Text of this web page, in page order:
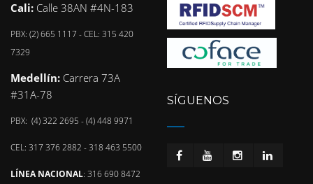
Cali: Calle 38AN #4N-183
PBX: (2) 665 1117 - CEL: 315 420
7329
Medellín: Carrera 73A
#31A-78
PBX: (4) 322 2695 - (4) 448 9971
CEL: 317 376 2882 - 318 463 5500
LÍNEA NACIONAL: 316 690 8472
SÍGUENOS